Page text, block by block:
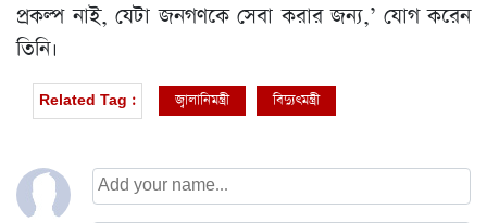
প্রকল্প নাই, যেটা জনগণকে সেবা করার জন্য,’ যোগ করেন
তিনি।
Related Tag : জ্বালানিমন্ত্রী বিদ্যুৎমন্ত্রী